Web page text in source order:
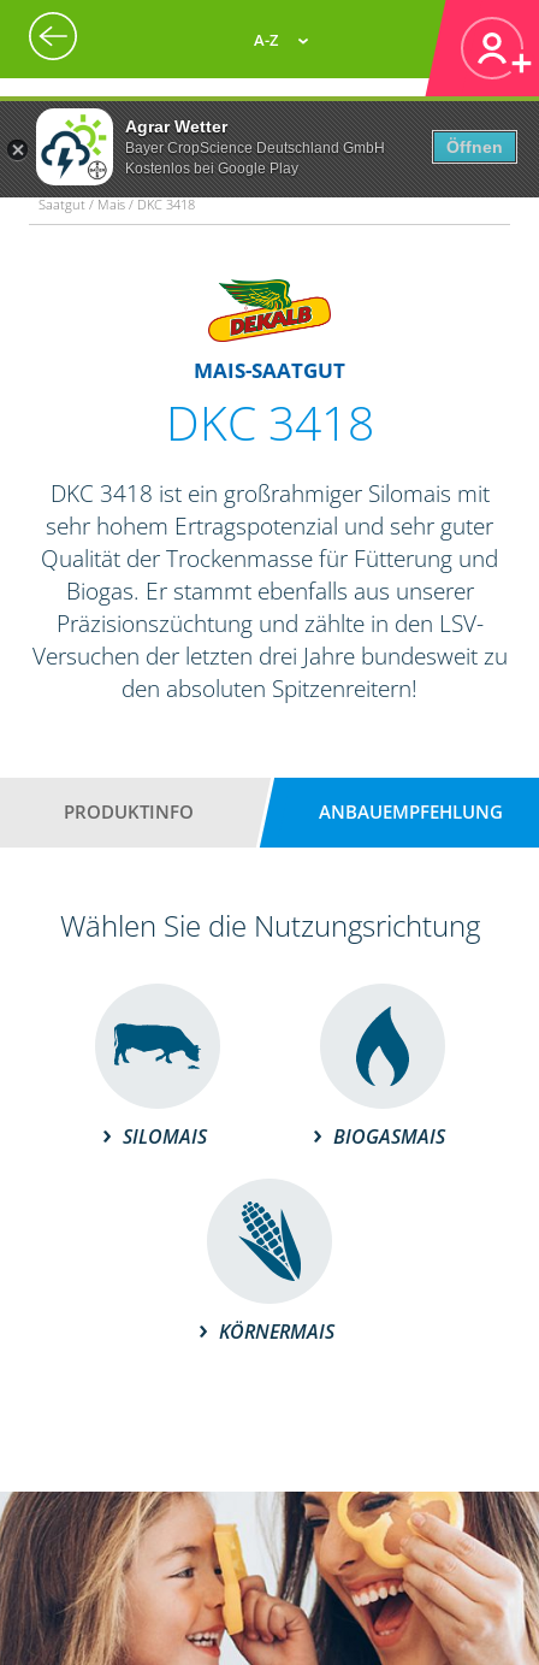
Agrar Wetter
Bayer CropScience Deutschland GmbH
Kostenlos bei Google Play
Öffnen
A-Z
Saatgut / Mais / DKC 3418
MAIS-SAATGUT
DKC 3418
DKC 3418 ist ein großrahmiger Silomais mit
sehr hohem Ertragspotenzial und sehr guter
Qualität der Trockenmasse für Fütterung und
Biogas. Er stammt ebenfalls aus unserer
Präzisionszüchtung und zählte in den LSV-
Versuchen der letzten drei Jahre bundesweit zu
den absoluten Spitzenreitern!
PRODUKTINFO ANBAUEMPFEHLUNG
Wählen Sie die Nutzungsrichtung
SILOMAIS BIOGASMAIS
KÖRNERMAIS